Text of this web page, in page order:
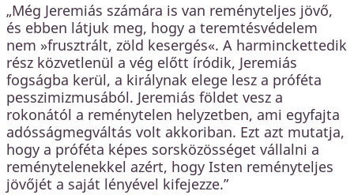
„Még Jeremiás számára is van reményteljes jövő,
és ebben látjuk meg, hogy a teremtésvédelem
nem »frusztrált, zöld kesergés«. A harminckettedik
rész közvetlenül a vég előtt íródik, Jeremiás
fogságba kerül, a királynak elege lesz a próféta
pesszimizmusából. Jeremiás földet vesz a
rokonától a reménytelen helyzetben, ami egyfajta
adósságmegváltás volt akkoriban. Ezt azt mutatja,
hogy a próféta képes sorsközösséget vállalni a
reménytelenekkel azért, hogy Isten reményteljes
jövőjét a saját lényével kifejezze.”